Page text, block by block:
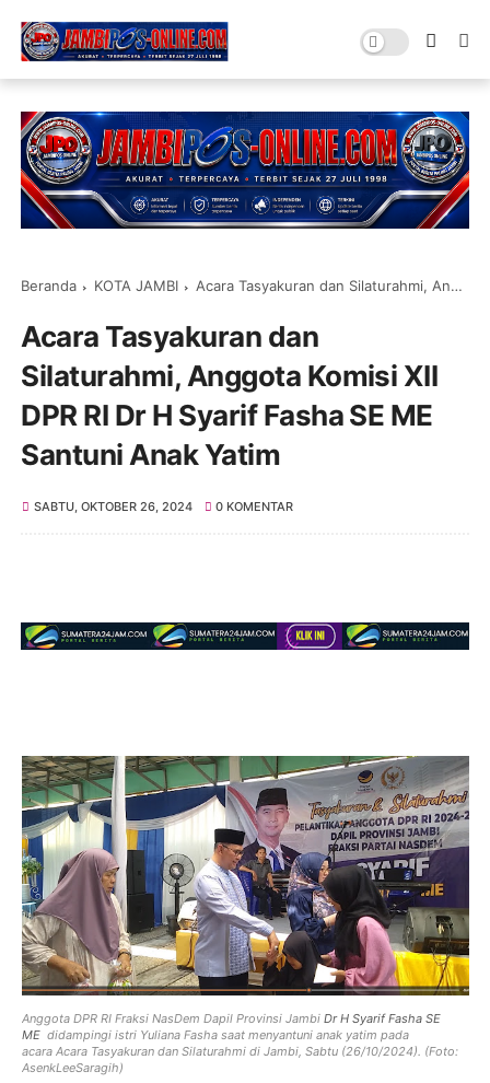
Beranda KOTA JAMBI Acara Tasyakuran dan Silaturahmi, Anggota Komisi XII DPR RI Dr H Syarif Fasha SE ME Santuni Anak Yatim
Acara Tasyakuran dan
Silaturahmi, Anggota Komisi XII
DPR RI Dr H Syarif Fasha SE ME
Santuni Anak Yatim
SABTU, OKTOBER 26, 2024 0 KOMENTAR
Anggota DPR RI Fraksi NasDem Dapil Provinsi Jambi Dr H Syarif Fasha SE
ME didampingi istri Yuliana Fasha saat menyantuni anak yatim pada
acara Acara Tasyakuran dan Silaturahmi di Jambi, Sabtu (26/10/2024). (Foto:
AsenkLeeSaragih)